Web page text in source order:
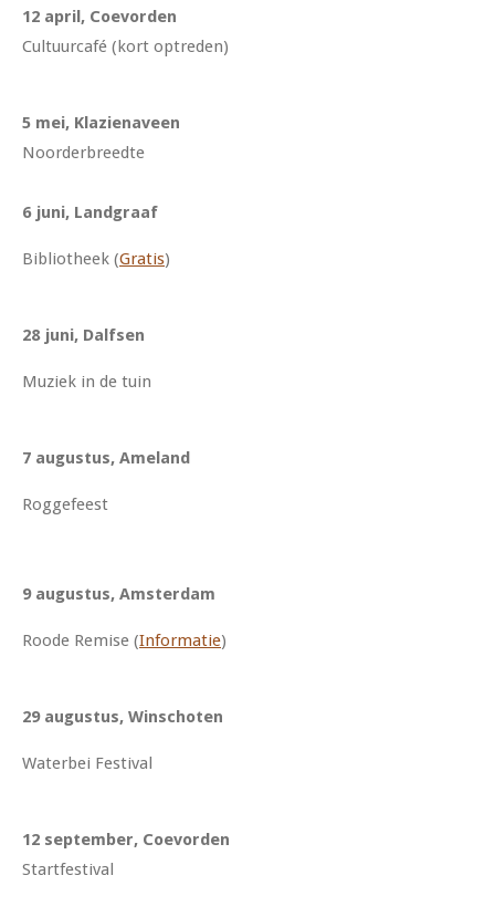
12 april, Coevorden
Cultuurcafé (kort optreden)
5 mei, Klazienaveen
Noorderbreedte
6 juni, Landgraaf
Bibliotheek (Gratis)
28 juni, Dalfsen
Muziek in de tuin
7 augustus, Ameland
Roggefeest
9 augustus, Amsterdam
Roode Remise (Informatie)
29 augustus, Winschoten
Waterbei Festival
12 september, Coevorden
Startfestival